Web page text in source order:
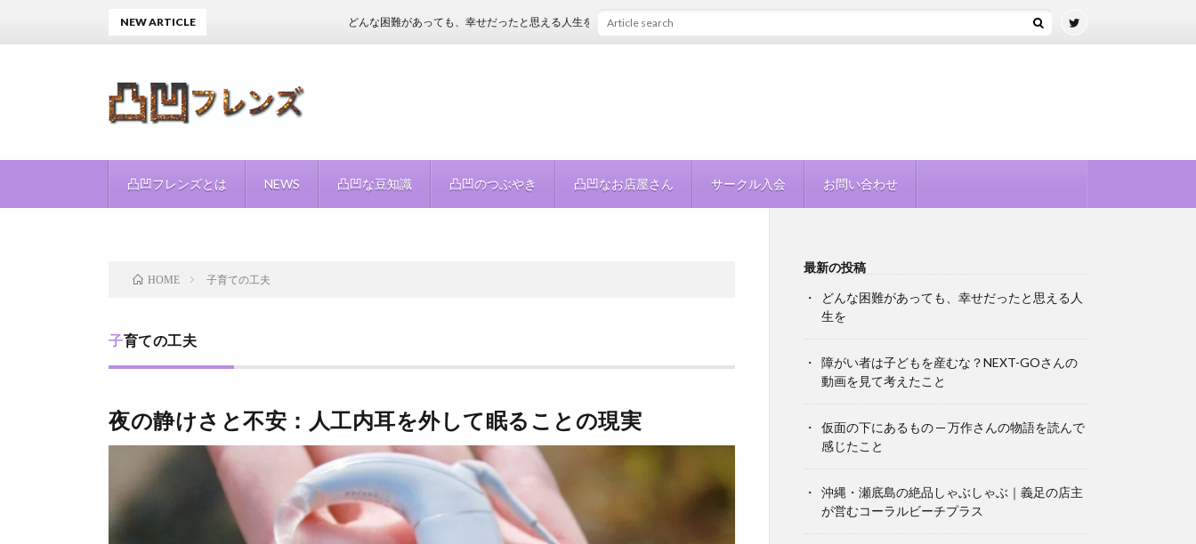
凸凹フレンズとは NEWS 凸凹な豆知識 凸凹のつぶやき 凸凹なお店屋さん サークル入会 お問い合わせ
NEW ARTICLE どんな困難があっても、幸せだったと思える人生を
HOME 子育ての工夫
子育ての工夫
夜の静けさと不安：人工内耳を外して眠ることの現実
最新の投稿
どんな困難があっても、幸せだったと思える人
生を
障がい者は子どもを産むな？NEXT-GOさんの
動画を見て考えたこと
仮面の下にあるもの ─ 万作さんの物語を読んで
感じたこと
沖縄・瀬底島の絶品しゃぶしゃぶ｜義足の店主
が営むコーラルビーチプラス